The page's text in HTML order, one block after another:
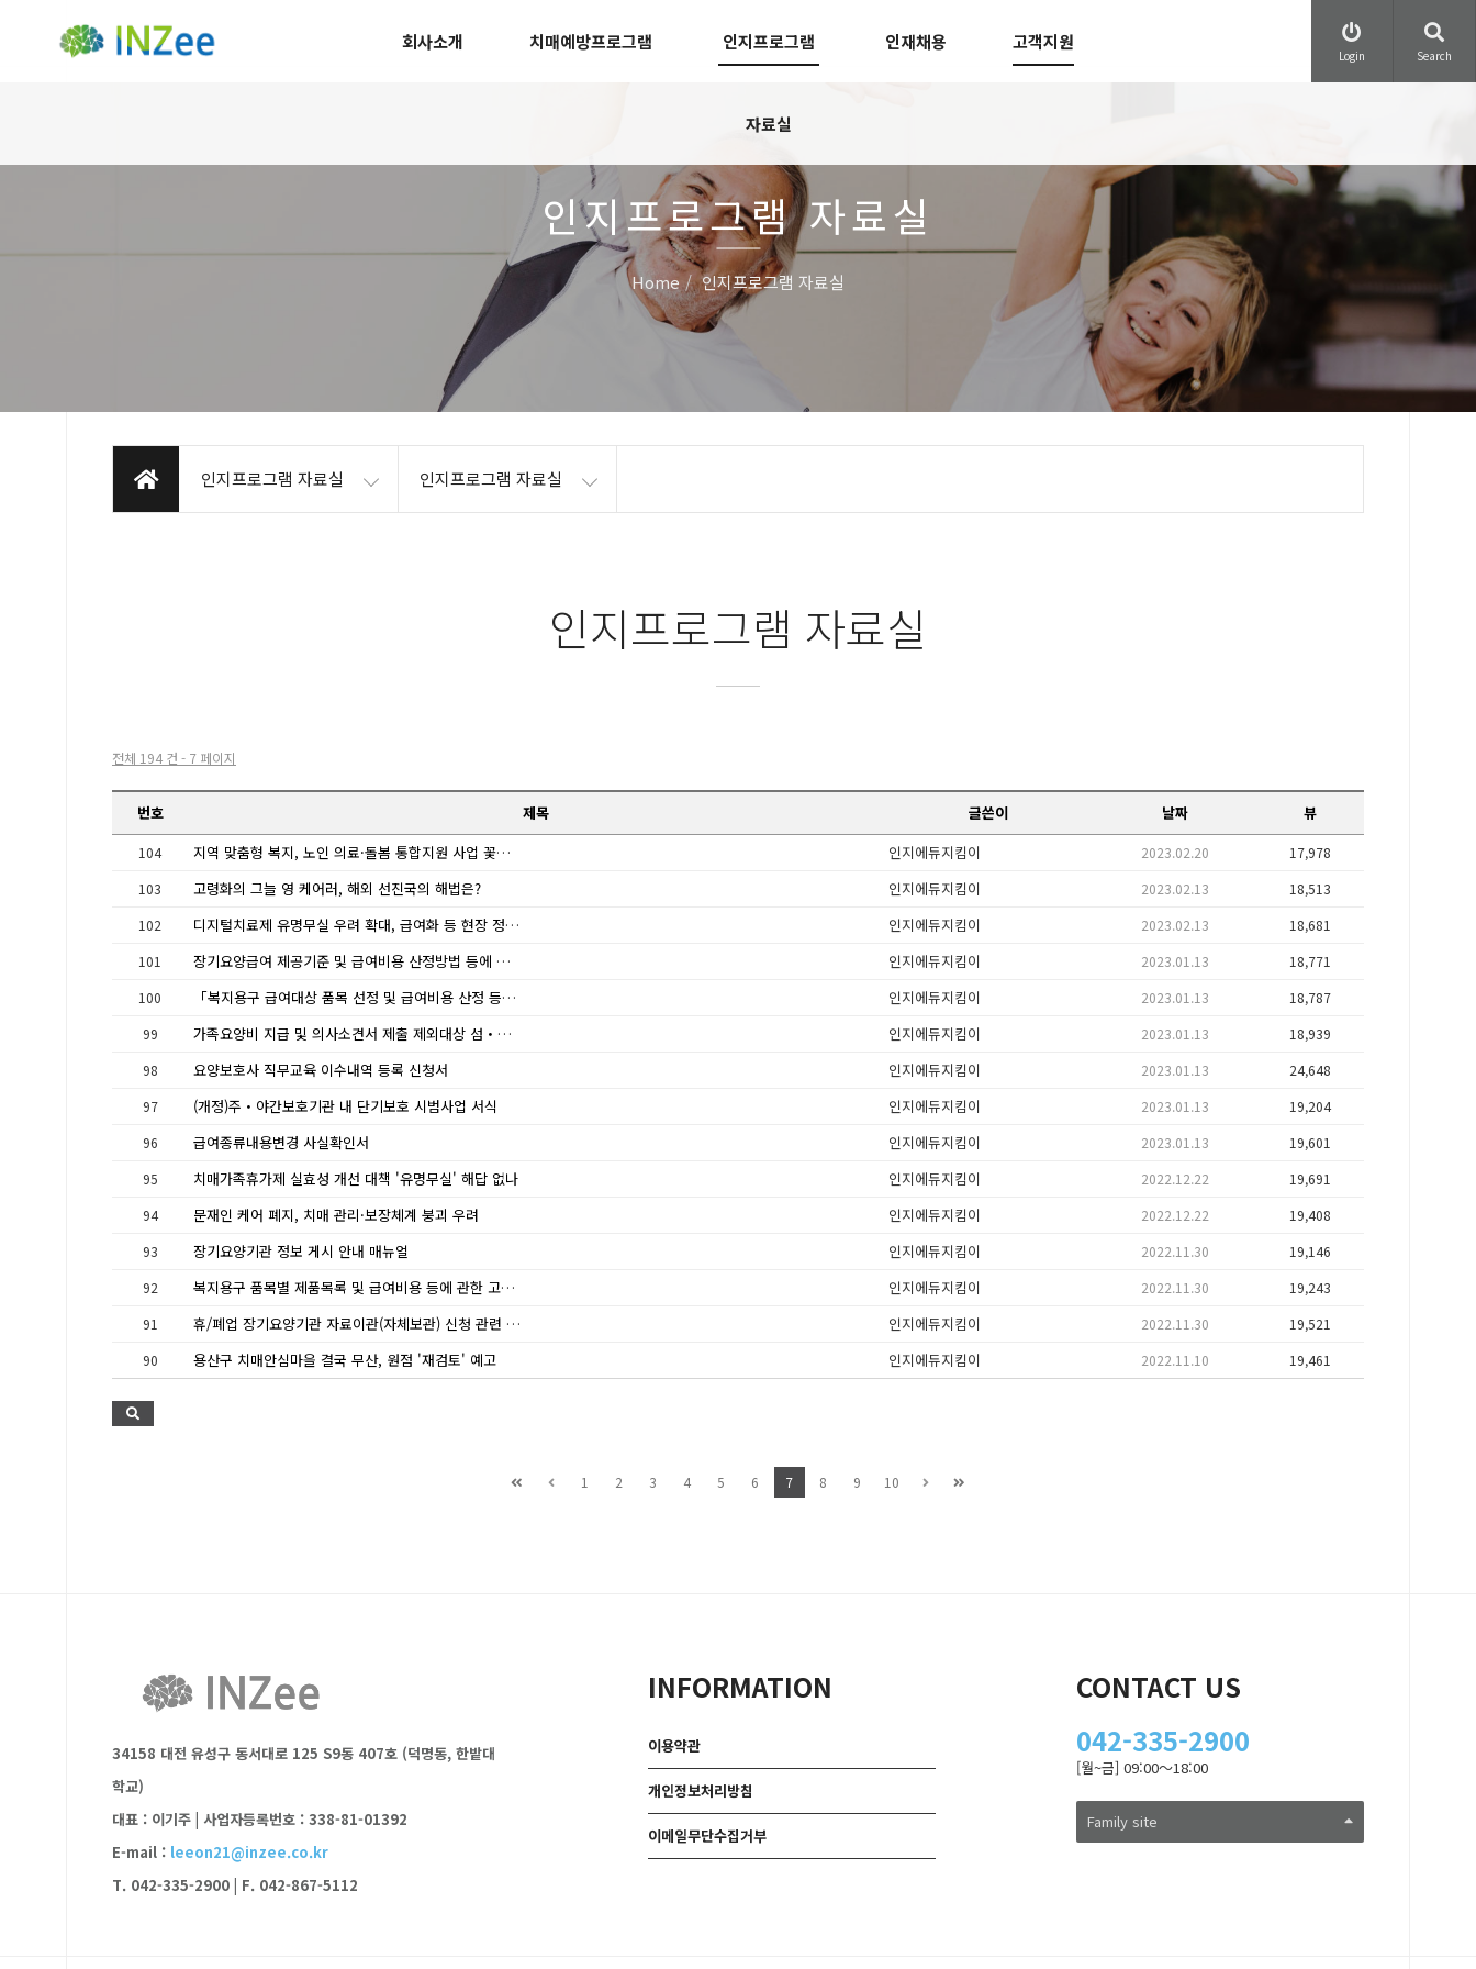
회사소개 치매예방프로그램 인지프로그램
자료실
인재채용 고객지원
Login Search
인지프로그램 자료실
Home 인지프로그램 자료실
인지프로그램 자료실 인지프로그램 자료실
인지프로그램 자료실
전체 194 건 - 7 페이지
번호 제목 글쓴이 날짜 뷰
104 지역 맞춤형 복지, 노인 의료·돌봄 통합지원 사업 꽃필까? 인지에듀지킴이 2023.02.20
17,978
103
고령화의 그늘 영 케어러, 해외 선진국의 해법은? 인지에듀지킴이 2023.02.13
18,513
102
디지털치료제 유명무실 우려 확대, 급여화 등 현장 정착 '고민' 인지에듀지킴이 2023.02.13
18,681
101
장기요양급여 제공기준 및 급여비용 산정방법 등에 관한 고시 인지에듀지킴이 2023.01.13
18,771
100
「복지용구 급여대상 품목 선정 및 급여비용 산정 등에 관한 세부사항」일부 개정 인지에듀지킴이 2023.01.13
18,787
99
가족요양비 지급 및 의사소견서 제출 제외대상 섬・벽지지역 고시 안내 인지에듀지킴이 2023.01.13
18,939
98
요양보호사 직무교육 이수내역 등록 신청서 인지에듀지킴이 2023.01.13
24,648
97
(개정)주・야간보호기관 내 단기보호 시범사업 서식 인지에듀지킴이 2023.01.13
19,204
96
급여종류내용변경 사실확인서 인지에듀지킴이 2023.01.13
19,601
95
치매가족휴가제 실효성 개선 대책 '유명무실' 해답 없나 인지에듀지킴이 2022.12.22
19,691
94
문재인 케어 폐지, 치매 관리·보장체계 붕괴 우려 인지에듀지킴이 2022.12.22
19,408
93
장기요양기관 정보 게시 안내 매뉴얼 인지에듀지킴이 2022.11.30
19,146
92
복지용구 품목별 제품목록 및 급여비용 등에 관한 고시 일부 개정 안내 인지에듀지킴이 2022.11.30
19,243
91
휴/폐업 장기요양기관 자료이관(자체보관) 신청 관련 서식 인지에듀지킴이 2022.11.30
19,521
90
용산구 치매안심마을 결국 무산, 원점 '재검토' 예고 인지에듀지킴이 2022.11.10 19,461
1 2 3 4 5 6 7 8 9 10
34158 대전 유성구 동서대로 125 S9동 407호 (덕명동, 한밭대
학교)
대표 : 이기주 | 사업자등록번호 : 338-81-01392
E-mail : leeon21@inzee.co.kr
T. 042-335-2900 | F. 042-867-5112
INFORMATION
이용약관
개인정보처리방침
이메일무단수집거부
CONTACT US
042-335-2900
[월~금] 09:00～18:00
Family site